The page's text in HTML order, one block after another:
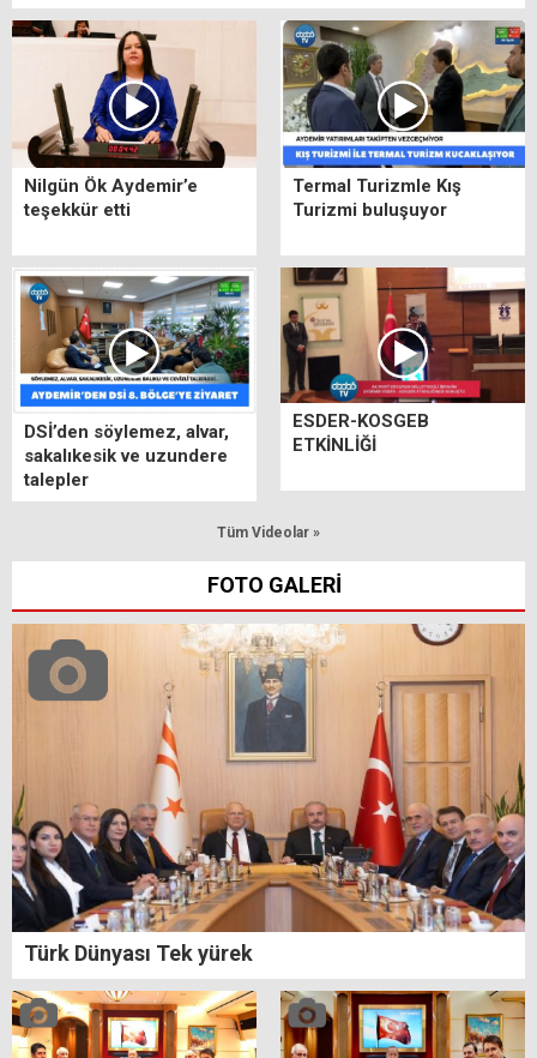
Nilgün Ök Aydemir’e
teşekkür etti
Termal Turizmle Kış
Turizmi buluşuyor
DSİ’den söylemez, alvar,
sakalıkesik ve uzundere
talepler
ESDER-KOSGEB
ETKİNLİĞİ
Tüm Videolar »
FOTO GALERİ
Türk Dünyası Tek yürek